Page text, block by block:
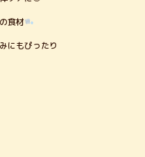
食材
にもぴったり